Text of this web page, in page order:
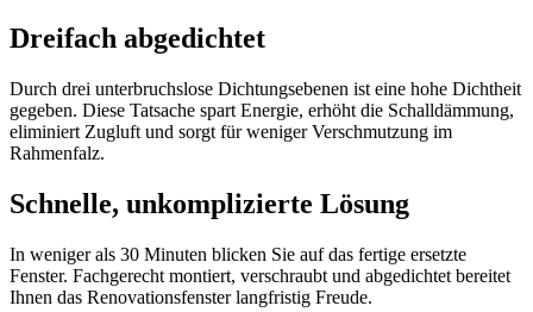
Dreifach abgedichtet
Durch drei unterbruchslose Dichtungsebenen ist eine hohe Dichtheit
gegeben. Diese Tatsache spart Energie, erhöht die Schalldämmung,
eliminiert Zugluft und sorgt für weniger Verschmutzung im
Rahmenfalz.
Schnelle, unkomplizierte Lösung
In weniger als 30 Minuten blicken Sie auf das fertige ersetzte
Fenster. Fachgerecht montiert, verschraubt und abgedichtet bereitet
Ihnen das Renovationsfenster langfristig Freude.